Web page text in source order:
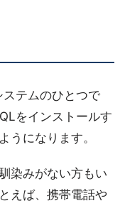
ステムのひとつで
をインストールす
うになります。
染みがない方もい
えば、携帯電話や